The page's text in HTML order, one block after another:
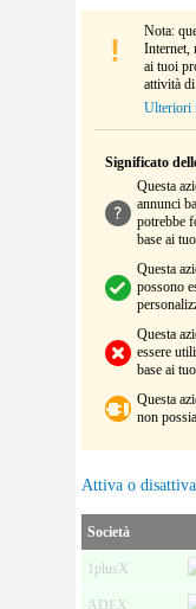
Nota:
Internet,
ai tuoi
attività
Ulteriori
Significato
Questa
annunci
potrebbe
base ai
Questa
possono
Questa
essere
base ai
Questa
non